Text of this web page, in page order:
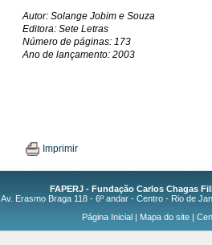
Autor: Solange Jobim e Souza
Editora: Sete Letras
Número de páginas: 173
Ano de lançamento: 2003
Imprimir
FAPERJ - Fundação Carlos Chagas
Av. Erasmo Braga 118 - 6º andar - Centro - Rio de
Página Inicial| Mapa do site|